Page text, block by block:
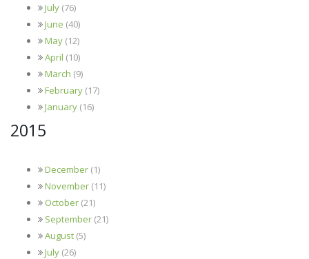
July (76)
June (40)
May (12)
April (10)
March (9)
February (17)
January (16)
2015
December (1)
November (11)
October (21)
September (21)
August (5)
July (26)